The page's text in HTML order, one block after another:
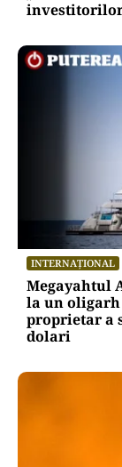
INTERNAȚIONAL
Megayahtul
la un oligarh
proprietar a
dolari